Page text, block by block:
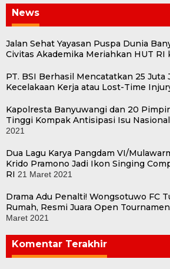
News
Jalan Sehat Yayasan Puspa Dunia
Civitas Akademika Meriahkan HUT RI
PT. BSI Berhasil Mencatatkan 25 Juta
Kecelakaan Kerja atau Lost-Time
Kapolresta Banyuwangi dan 20
Tinggi Kompak Antisipasi Isu
2021
Dua Lagu Karya Pangdam VI/
Krido Pramono Jadi Ikon Singing
RI 21 Maret 2021
Drama Adu Penalti! Wongsotuwo FC
Rumah, Resmi Juara Open
Maret 2021
Komentar Terakhir